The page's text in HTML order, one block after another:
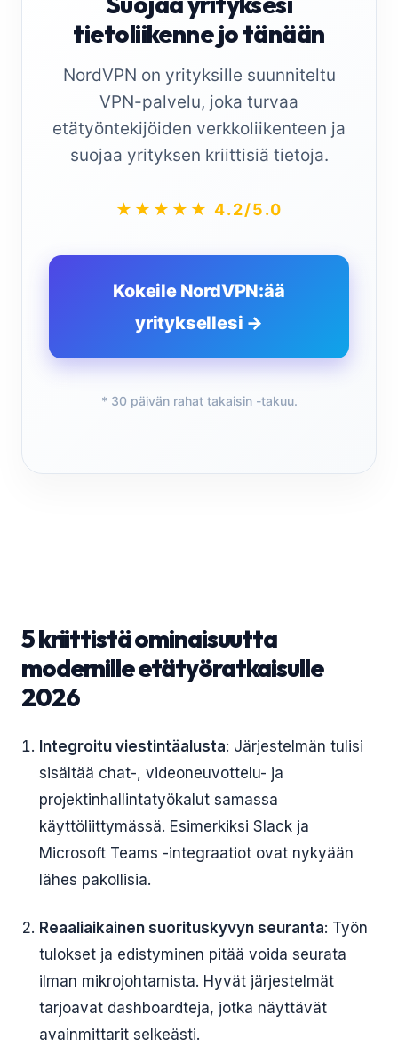
tietoliikenne jo tänään
NordVPN on yrityksille suunniteltu
VPN-palvelu, joka turvaa
etätyöntekijöiden verkkoliikenteen ja
suojaa yrityksen kriittisiä tietoja.
★★★★★ 4.2/5.0
Kokeile NordVPN:ää
yrityksellesi →
* 30 päivän rahat takaisin -takuu.
5 kriittistä ominaisuutta
modernille etätyöratkaisulle
2026
Integroitu viestintäalusta: Järjestelmän tulisi
sisältää chat-, videoneuvottelu- ja
projektinhallintatyökalut samassa
käyttöliittymässä. Esimerkiksi Slack ja
Microsoft Teams -integraatiot ovat nykyään
lähes pakollisia.
Reaaliaikainen suorituskyvyn seuranta: Työn
tulokset ja edistyminen pitää voida seurata
ilman mikrojohtamista. Hyvät järjestelmät
tarjoavat dashboardteja, jotka näyttävät
avainmittarit selkeästi.